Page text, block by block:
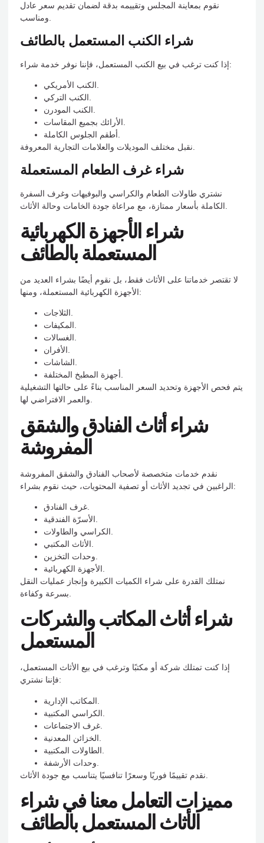
نقوم بمعاينة المجلس وتقييمه بدقة لضمان تقديم سعر عادل
ومناسب.
شراء الكنب المستعمل بالطائف
إذا كنت ترغب في بيع الكنب المستعمل، فإننا نوفر خدمة شراء:
شراء غرف الطعام المستعملة
نشتري طاولات الطعام والكراسي والبوفيهات وغرف السفرة
شراء الأجهزة الكهربائية
المستعملة بالطائف
لا تقتصر خدماتنا على الأثاث فقط، بل نقوم أيضًا بشراء العديد من
الأجهزة الكهربائية المستعملة، ومنها:
الثلاجات.
المكيفات.
الغسالات.
الأفران.
الشاشات.
أجهزة المطبخ المختلفة.
يتم فحص الأجهزة وتحديد السعر المناسب بناءً على حالتها التشغيلية
والعمر الافتراضي لها.
شراء أثاث الفنادق والشقق
المفروشة
نقدم خدمات متخصصة لأصحاب الفنادق والشقق المفروشة
الراغبين في تجديد الأثاث أو تصفية المحتويات، حيث نقوم بشراء:
نمتلك القدرة على شراء الكميات الكبيرة وإنجاز عمليات النقل
شراء أثاث المكاتب والشركات
المستعمل
إذا كنت تمتلك شركة أو مكتبًا وترغب في بيع الأثاث المستعمل،
فإننا نشتري:
مميزات التعامل معنا في شراء
الأثاث المستعمل بالطائف